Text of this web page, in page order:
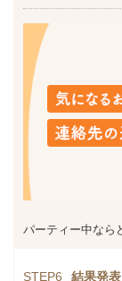
パーティー中なら
STEP6 結果発表